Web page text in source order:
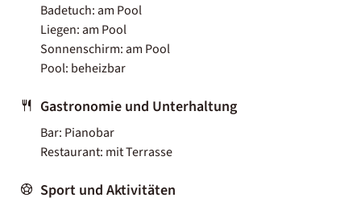
Badetuch: am Pool
Liegen: am Pool
Sonnenschirm: am Pool
Pool: beheizbar
Gastronomie und Unterhaltung
Bar: Pianobar
Restaurant: mit Terrasse
Sport und Aktivitäten